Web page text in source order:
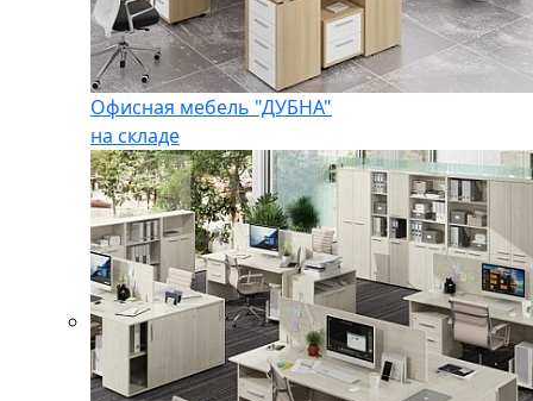
Офисная мебель "ДУБНА"
на складе